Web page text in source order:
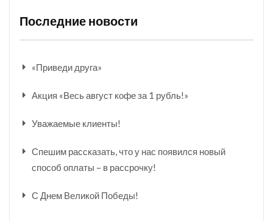
Последние новости
«Приведи друга»
Акция «Весь август кофе за 1 рубль!»
Уважаемые клиенты!
Спешим рассказать, что у нас появился новый
способ оплаты – в рассрочку!
С Днем Великой Победы!